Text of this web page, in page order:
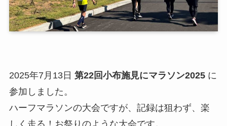
2025年7月13日 第22回小布施見にマラソン2025に
参加しました。
ハーフマラソンの大会ですが、記録は狙わず、楽